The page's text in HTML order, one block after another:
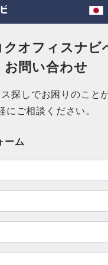
クオフィスナビ
お問い合わせ
探しでお困りのこと
にご相談ください。
ーム